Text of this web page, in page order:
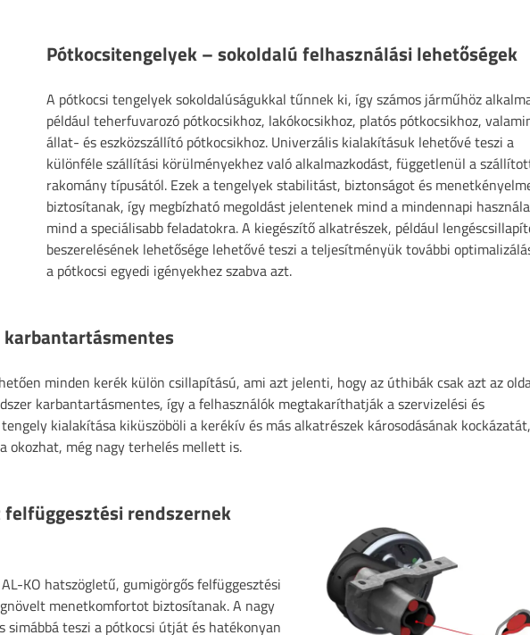
Pótkocsitengelyek – sokoldalú felhasználási lehetőségek
A pótkocsi tengelyek sokoldalúságukkal tűnnek ki, így számos járműhöz
például teherfuvarozó pótkocsikhoz, lakókocsikhoz, platós pótkocsikhoz,
állat- és eszközszállító pótkocsikhoz. Univerzális kialakításuk lehetővé teszi a
különféle szállítási körülményekhez való alkalmazkodást, függetlenül a
rakomány típusától. Ezek a tengelyek stabilitást, biztonságot és
biztosítanak, így megbízható megoldást jelentenek mind a mindennapi
mind a speciálisabb feladatokra. A kiegészítő alkatrészek, például
beszerelésének lehetősége lehetővé teszi a teljesítményük további
a pótkocsi egyedi igényekhez szabva azt.
minden kerék külön csillapítású, ami azt jelenti, hogy az úthibák csak azt az
karbantartásmentes, így a felhasználók megtakaríthatják a szervizelési és
kialakítása kiküszöböli a kerékív és más alkatrészek károsodásának kockázatát,
okozhat, még nagy terhelés mellett is.
rendszernek
KO hatszögletű, gumigörgős felfüggesztési
menetkomfortot biztosítanak. A nagy
simábbá teszi a pótkocsi útját és hatékonyan